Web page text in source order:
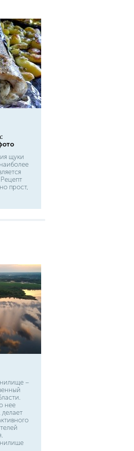
щуки
прост,
–
нее